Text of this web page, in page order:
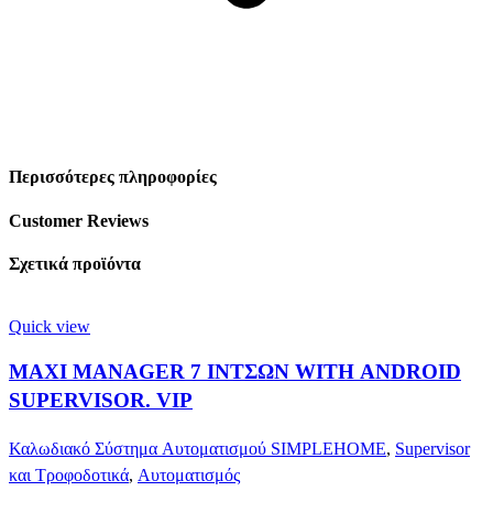
Περισσότερες πληροφορίες
Customer Reviews
Σχετικά προϊόντα
Quick view
MAXI MANAGER 7 ΙΝΤΣΩΝ WITH ANDROID
SUPERVISOR. VIP
Καλωδιακό Σύστημα Αυτοματισμού SIMPLEHOME, Supervisor
και Τροφοδοτικά, Αυτοματισμός